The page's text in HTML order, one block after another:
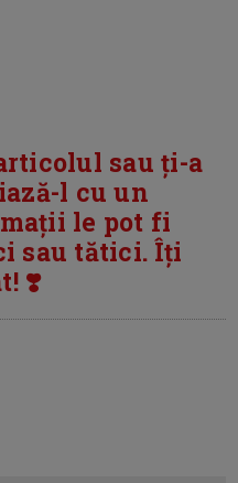
sau ți-a
l cu un
le pot fi
sau tătici. Îți
❣️